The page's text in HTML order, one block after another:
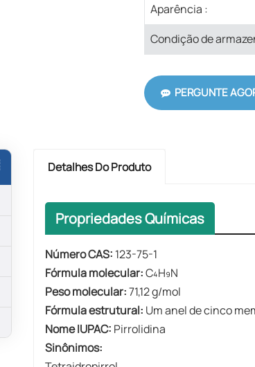
Aparência :
Condição de
PERGUNTE
Detalhes Do Produto
Propriedades Químicas
Número CAS: 123-75-1
Fórmula molecular:C₄H₉N
Peso molecular:71,12 g/mol
Fórmula estrutural: Um anel de cinco
Nome IUPAC: Pirrolidina
Sinônimos: